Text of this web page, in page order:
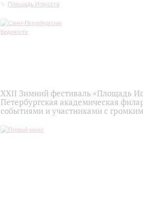
Площадь Искусств
XXII Зимний фестиваль «Площадь
Петербургская академическая
событиями и участниками с